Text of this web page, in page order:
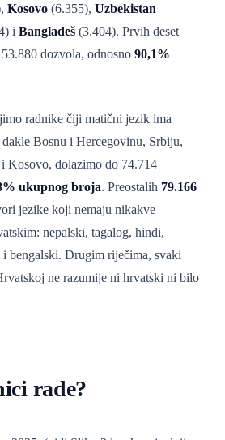
Kosovo (6.355), Uzbekistan
i Bangladeš (3.404). Prvih deset
dozvola, odnosno 90,1%
radnike čiji matični jezik ima
Bosnu i Hercegovinu, Srbiju,
Kosovo, dolazimo do 74.714
ukupnog broja. Preostalih 79.166
jezike koji nemaju nikakve
nepalski, tagalog, hindi,
i bengalski. Drugim riječima, svaki
ne razumije ni hrvatski ni bilo
rade?